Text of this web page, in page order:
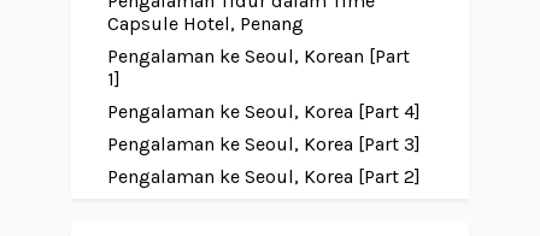
Capsule Hotel, Penang
Pengalaman ke Seoul, Korean [Part
1]
Pengalaman ke Seoul, Korea [Part 4]
Pengalaman ke Seoul, Korea [Part 3]
Pengalaman ke Seoul, Korea [Part 2]